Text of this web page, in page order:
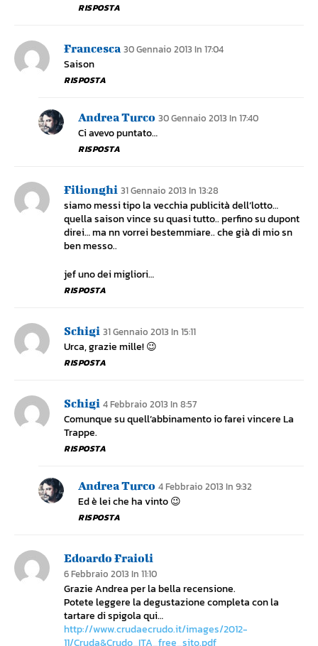
RISPOSTA
Francesca 30 Gennaio 2013 In 17:04
Saison
RISPOSTA
Andrea Turco 30 Gennaio 2013 In 17:40
Ci avevo puntato…
RISPOSTA
Filionghi 31 Gennaio 2013 In 13:28
siamo messi tipo la vecchia publicità dell’lotto…
quella saison vince su quasi tutto.. perfino su dupont
direi… ma nn vorrei bestemmiare.. che già di mio sn
ben messo..
jef uno dei migliori…
RISPOSTA
Schigi 31 Gennaio 2013 In 15:11
Urca, grazie mille! 😉
RISPOSTA
Schigi 4 Febbraio 2013 In 8:57
Comunque su quell’abbinamento io farei vincere La
Trappe.
RISPOSTA
Andrea Turco 4 Febbraio 2013 In 9:32
Ed è lei che ha vinto 😉
RISPOSTA
Edoardo Fraioli
6 Febbraio 2013 In 11:10
Grazie Andrea per la bella recensione.
Potete leggere la degustazione completa con la
tartare di spigola qui…
http://www.crudaecrudo.it/images/2012-
11/Cruda&Crudo_ITA_free_sito.pdf